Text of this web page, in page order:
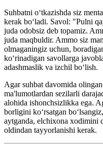
Suhbatni o‘tkazishda siz
kerak bo‘ladi. Savol: "Pulni
juda odobsiz deb topamiz.
juda maqbuldir. Ammo siz
olmaganingiz uchun,
ko‘rinadigan savollarga
adashmaslik va izchil bo‘lish.
Agar suhbat davomida
ma'lumotlardan sezilarli
alohida ishonchsizlikka ega.
borligini ko‘rsatgan
aytganda, elchixona xodimini
oldindan tayyorlanishi kerak.